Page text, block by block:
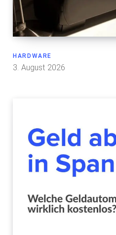
HARDWARE
3. August 2026